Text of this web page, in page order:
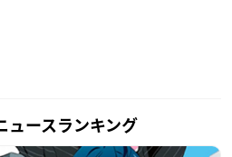
ュースランキング